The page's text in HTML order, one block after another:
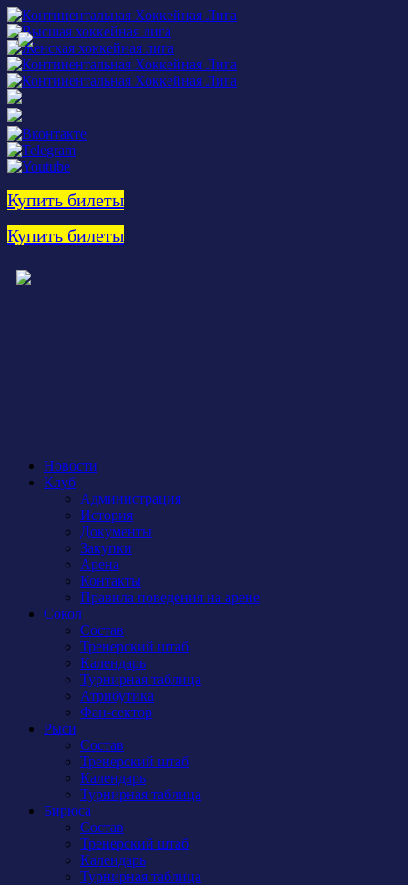
Купить билеты
Купить билеты
Новости
Клуб
Администрация
История
Документы
Закупки
Арена
Контакты
Правила поведения на арене
Сокол
Состав
Тренерский штаб
Календарь
Турнирная таблица
Атрибутика
Фан-сектор
Рыси
Состав
Тренерский штаб
Календарь
Турнирная таблица
Бирюса
Состав
Тренерский штаб
Календарь
Турнирная таблица